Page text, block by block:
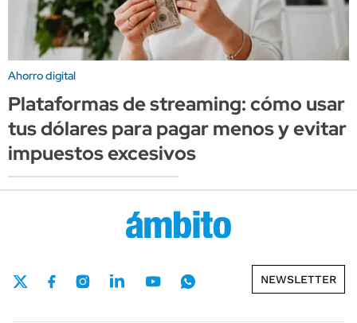
Ahorro digital
Plataformas de streaming: cómo usar
tus dólares para pagar menos y evitar
impuestos excesivos
NEWSLETTER